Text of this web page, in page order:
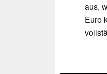
aus,
Euro